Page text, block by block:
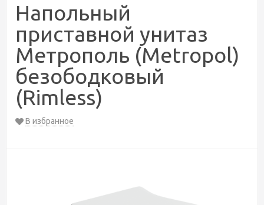
Напольный
приставной унитаз
Метрополь (Metropol)
безободковый
(Rimless)
В избранное